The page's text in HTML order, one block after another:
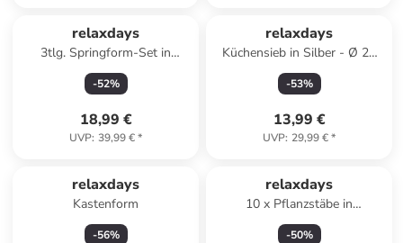
relaxdays
3tlg. Springform-Set in
Anthrazit
-52%
18,99 €
UVP: 39,99 €*
relaxdays
Küchensieb in Silber - Ø 28
cm
-53%
13,99 €
UVP: 29,99 €*
relaxdays
Kastenform
-56%
relaxdays
10 x Pflanzstäbe in
Dunkelgrün - 80 cm
-50%